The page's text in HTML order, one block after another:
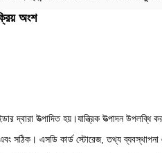
অংশ
দ্বারা উত্পাদিত হয়।যান্ত্রিক উত্পাদন উপলব্ধি
সঠিক। এসডি কার্ড স্টোরেজ, তথ্য ব্যবস্থাপনা